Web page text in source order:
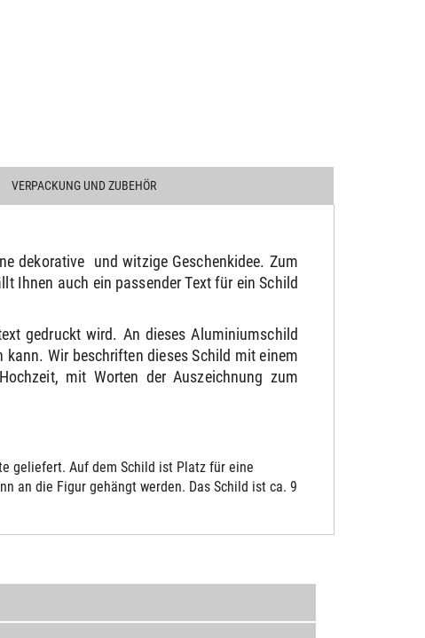
VERPACKUNG UND ZUBEHÖR
dekorative und witzige Geschenkidee. Zum
Ihnen auch ein passender Text für ein Schild
gedruckt wird. An dieses Aluminiumschild
Wir beschriften dieses Schild mit einem
mit Worten der Auszeichnung zum
geliefert. Auf dem Schild ist Platz für eine
an die Figur gehängt werden. Das Schild ist ca. 9